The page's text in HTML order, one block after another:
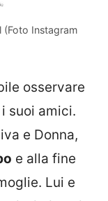
(Foto Instagram
osservare
suoi amici.
e Donna,
e alla fine
Lui e